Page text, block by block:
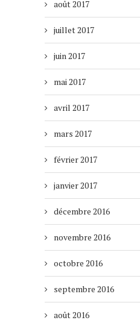
août 2017
juillet 2017
juin 2017
mai 2017
avril 2017
mars 2017
février 2017
janvier 2017
décembre 2016
novembre 2016
octobre 2016
septembre 2016
août 2016